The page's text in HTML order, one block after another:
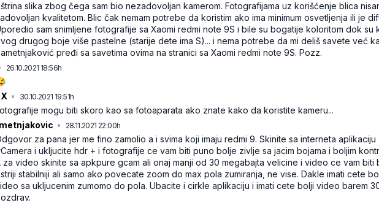
slika zbog čega sam bio nezadovoljan kamerom. Fotografijama uz korišćenje blica
kvalitetom. Blic čak nemam potrebe da koristim ako ima minimum osvetljenja ili je
sam snimljene fotografije sa Xaomi redmi note 9S i bile su bogatije koloritom dok su
drugog boje više pastelne (starije dete ima S)... i nema potrebe da mi deliš savete već
pređi sa savetima ovima na stranici sa Xaomi redmi note 9S. Pozz.
26.10.2021 18:56h
• 30.10.2021 19:51h
mogu biti skoro kao sa fotoaparata ako znate kako da koristite kameru...
• 28.11.2021 22:00h
za pana jer me fino zamolio a i svima koji imaju redmi 9. Skinite sa interneta aplikaciju
i ukljucite hdr + i fotografije ce vam biti puno bolje zivlje sa jacim bojama i boljim
za video skinite sa apkpure gcam ali onaj manji od 30 megabajta velicine i video ce vam biti
stabilniji ali samo ako povecate zoom do max pola zumiranja, ne vise. Dakle imati cete
sa ukljucenim zumomo do pola. Ubacite i cirkle aplikaciju i imati cete bolji video barem